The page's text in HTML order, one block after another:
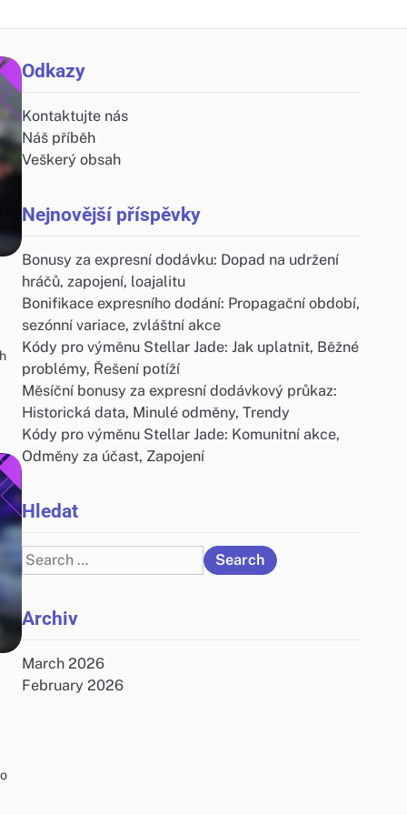
Odkazy
Kontaktujte nás
Náš příběh
Veškerý obsah
Nejnovější příspěvky
Bonusy za expresní dodávku: Dopad na udržení
hráčů, zapojení, loajalitu
Bonifikace expresního dodání: Propagační období,
sezónní variace, zvláštní akce
Kódy pro výměnu Stellar Jade: Jak uplatnit, Běžné
problémy, Řešení potíží
Měsíční bonusy za expresní dodávkový průkaz:
Historická data, Minulé odměny, Trendy
Kódy pro výměnu Stellar Jade: Komunitní akce,
Odměny za účast, Zapojení
Hledat
Search
for:
Archiv
March 2026
February 2026